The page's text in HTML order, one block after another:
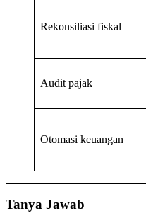
Rekonsiliasi fiskal
Audit pajak
Otomasi keuangan
Tanya Jawab